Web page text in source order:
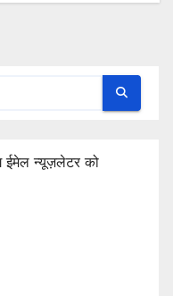
ईमेल न्यूज़लेटर को